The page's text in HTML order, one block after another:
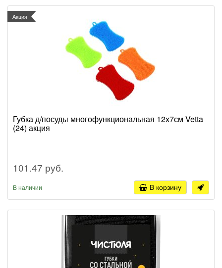
Акция
Губка д/посуды многофункциональная 12х7см Vetta
(24) акция
101.47 руб.
В наличии В корзину